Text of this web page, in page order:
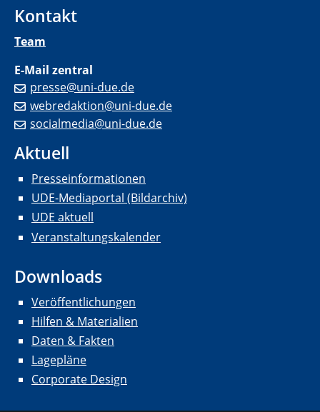
Kontakt
Team
E-Mail zentral
presse@uni-due.de
webredaktion@uni-due.de
socialmedia@uni-due.de
Aktuell
Presseinformationen
UDE-Mediaportal (Bildarchiv)
UDE aktuell
Veranstaltungskalender
Downloads
Veröffentlichungen
Hilfen & Materialien
Daten & Fakten
Lagepläne
Corporate Design